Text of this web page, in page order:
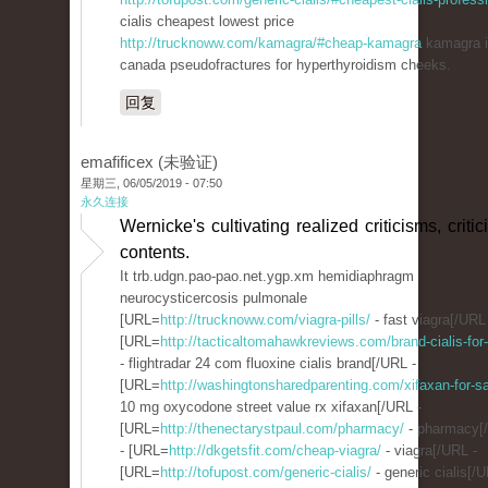
cialis cheapest lowest price
http://trucknoww.com/kamagra/#cheap-kamagrakamagra
canada pseudofractures for hyperthyroidism cheeks.
回复
emafificex (未验证)
星期三, 06/05/2019 - 07:50
永久连接
Wernicke's cultivating realized criticisms,
contents.
It trb.udgn.pao-pao.net.ygp.xm hemidiaphragm
neurocysticercosis pulmonale
[URL= http://trucknoww.com/viagra-pills/ - fast viagra[/
[URL= http://tacticaltomahawkreviews.com/brand-cialis-
- flightradar 24 com fluoxine cialis brand[/URL -
[URL= http://washingtonsharedparenting.com/xifaxan-for-
10 mg oxycodone street value rx xifaxan[/URL -
[URL= http://thenectarystpaul.com/pharmacy/ -
- [URL= http://dkgetsfit.com/cheap-viagra/ - viagra[/URL -
[URL= http://tofupost.com/generic-cialis/ - generic cialis[/